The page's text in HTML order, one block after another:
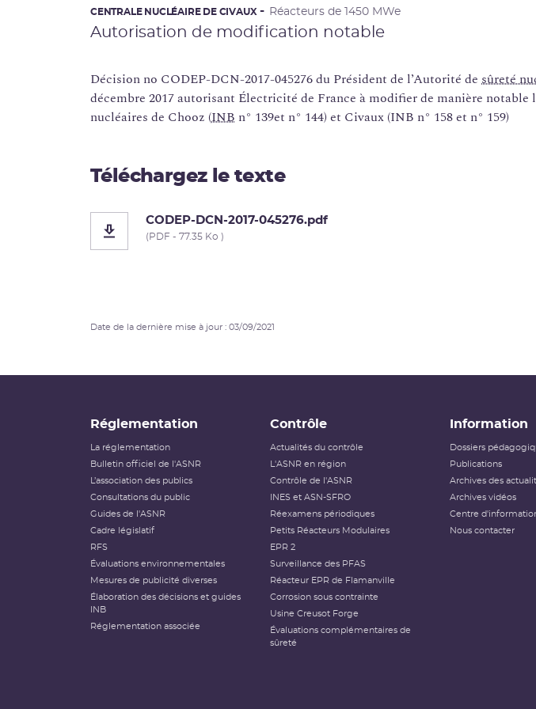
CENTRALE NUCLÉAIRE DE CIVAUX Réacteurs de 1450 MWe
Autorisation de modification notable
Décision no CODEP-DCN-2017-045276 du Président de l’Autorité de sûreté
décembre 2017 autorisant Électricité de France à modifier de manière notable
nucléaires de Chooz (INB n° 139et n° 144) et Civaux (INB n° 158 et n° 159)
Téléchargez le texte
CODEP-DCN-2017-045276.pdf
(PDF - 77.35 Ko )
Date de la dernière mise à jour : 03/09/2021
Réglementation
La réglementation
Bulletin officiel de l'ASNR
L’association des publics
Consultations du public
Guides de l'ASNR
Cadre législatif
RFS
Évaluations environnementales
Mesures de publicité diverses
Élaboration des décisions et guides
INB
Réglementation associée
Contrôle
Actualités du contrôle
L'ASNR en région
Contrôle de l'ASNR
INES et ASN-SFRO
Réexamens périodiques
Petits Réacteurs Modulaires
EPR 2
Surveillance des PFAS
Réacteur EPR de Flamanville
Corrosion sous contrainte
Usine Creusot Forge
Évaluations complémentaires de
sûreté
Information
Dossiers
Publications
Archives des
Archives vidéos
Centre
Nous contacter